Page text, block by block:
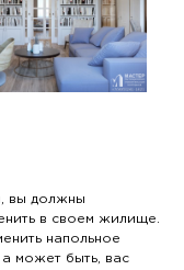
вы должны
в своем жилище.
напольное
а может быть, вас